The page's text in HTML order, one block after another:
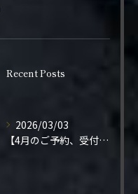
Recent Posts
2026/03/03
【4月のご予約、受付開始しました】